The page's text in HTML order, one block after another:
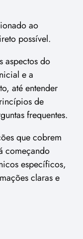
ao
possível.
aspectos do
e a
até entender
de
frequentes.
que cobrem
começando
específicos,
claras e